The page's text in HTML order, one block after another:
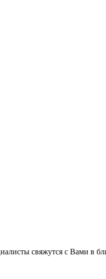
свяжутся с Вами в